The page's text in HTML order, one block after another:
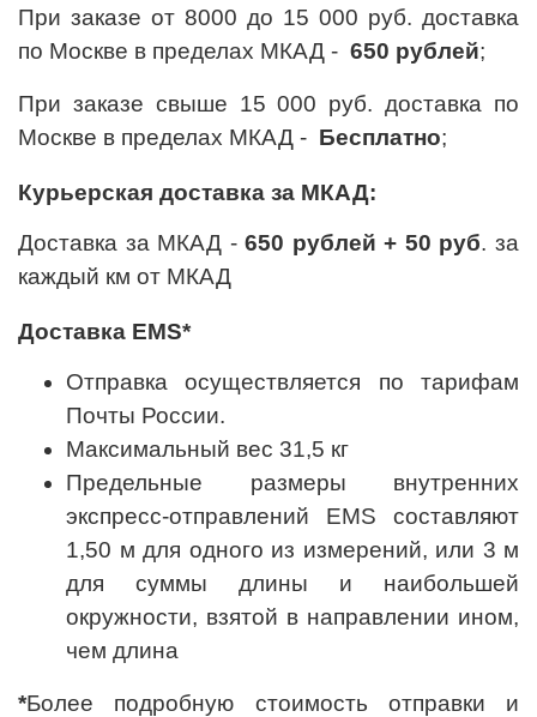
При заказе от 8000 до 15 000 руб. доставка
по Москве в пределах МКАД - 650 рублей;
При заказе свыше 15 000 руб. доставка по
Москве в пределах МКАД - Бесплатно;
Курьерская доставка за МКАД:
Доставка за МКАД -650 рублей + 50 руб. за
каждый км от МКАД
Доставка EMS*
Отправка осуществляется по тарифам
Почты России.
Максимальный вес 31,5 кг
Предельные размеры внутренних
экспресс-отправлений EMS составляют
1,50 м для одного из измерений, или 3 м
для суммы длины и наибольшей
окружности, взятой в направлении ином,
чем длина
*Более подробную стоимость отправки и